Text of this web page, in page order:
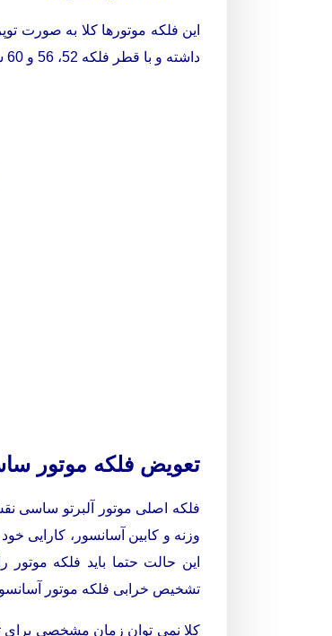
داشته و با قطر فلکه 52، 56 و 60 سانتیمتر در خدمت مشتریان مشتریان عزیز قرار میگیرد.
تعویض فلکه موتور
فلکه اصلی موتور آلبرتو ساسی
وزنه و کابین آسانسور، کارایی
این حالت حتما باید فلکه
تشخیص خرابی فلکه موتور
کلا نمی توان زمان مشخصی برای